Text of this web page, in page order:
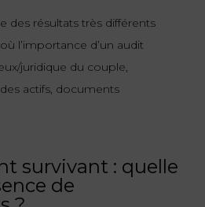
des résultats très différents
l’importance d’un audit
juridique du couple,
actifs, documents
survivant : quelle
de